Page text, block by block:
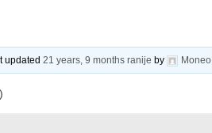
updated21 years, 9 months ranije by Moneo